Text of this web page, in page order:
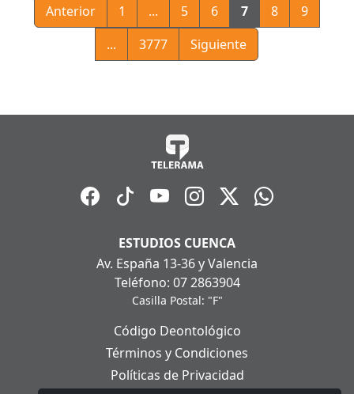
Anterior 1 ... 5 6 7 8
9
...
3777 Siguiente
ESTUDIOS CUENCA
Av. España 13-36 y Valencia
Teléfono: 07 2863904
Casilla Postal: "F"
Código Deontológico
Términos y Condiciones
Políticas de Privacidad